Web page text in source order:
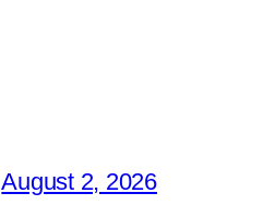
August 2, 2026